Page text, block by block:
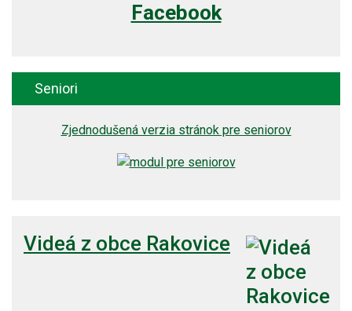
Facebook
Seniori
Zjednodušená verzia stránok pre seniorov
Videá z obce Rakovice